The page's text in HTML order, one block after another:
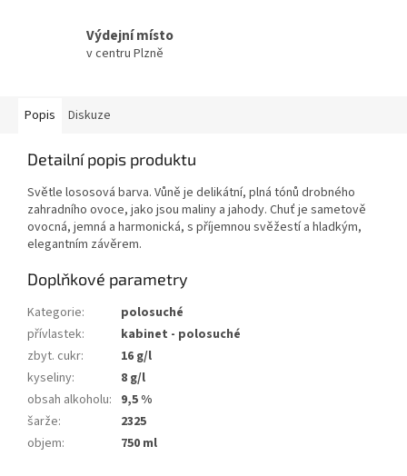
Výdejní místo
v centru Plzně
Popis Diskuze
Detailní popis produktu
Světle lososová barva. Vůně je delikátní, plná tónů drobného
zahradního ovoce, jako jsou maliny a jahody. Chuť je sametově
ovocná, jemná a harmonická, s příjemnou svěžestí a hladkým,
elegantním závěrem.
Doplňkové parametry
Kategorie:
polosuché
přívlastek:
kabinet - polosuché
zbyt. cukr:
16 g/l
kyseliny:
8 g/l
obsah alkoholu: 9,5 %
šarže:
2325
objem: 750 ml